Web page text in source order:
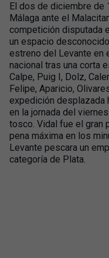
El dos de diciembre de
Málaga ante el
competición disputada
un espacio
estreno del Levante en
nacional tras una corta
Calpe, Puig I, Dolz,
Felipe, Aparicio,
expedición desplazada
en la jornada del
tosco. Vidal fue el gran
pena máxima en los
Levante pescara un
categoría de Plata.